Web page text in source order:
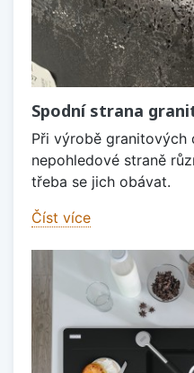
Spodní strana
Při výrobě granitových
nepohledové straně
třeba se jich obávat.
Číst více